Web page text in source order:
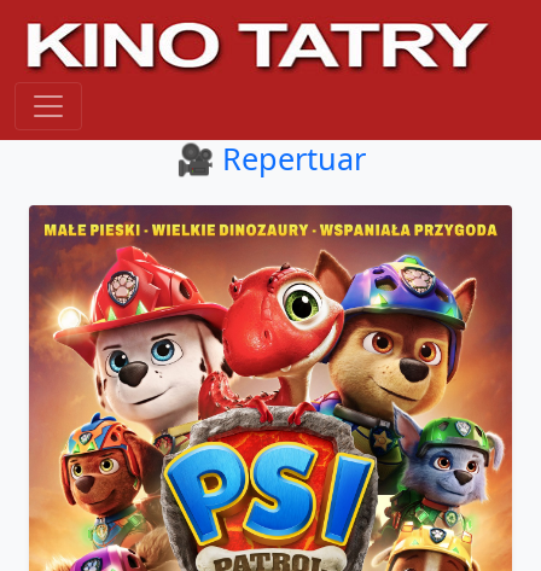
🎥 Repertuar